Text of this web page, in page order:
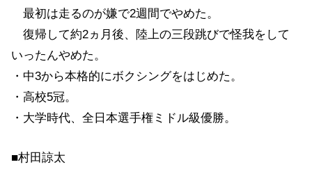
最初は走るのが嫌で2週間でやめた。
復帰して約2ヵ月後、陸上の三段跳びで怪我をして
いったんやめた。
・中3から本格的にボクシングをはじめた。
・高校5冠。
・大学時代、全日本選手権ミドル級優勝。
■村田諒太